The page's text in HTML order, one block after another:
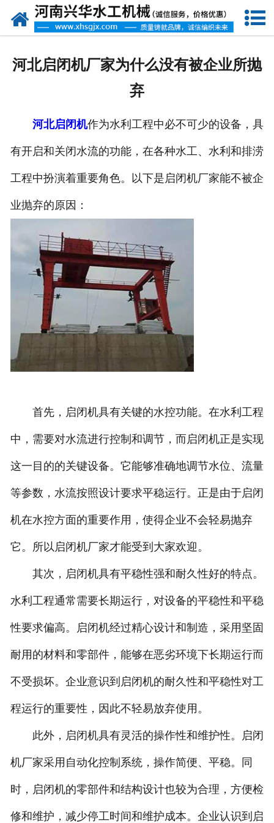
网站首页
资质荣誉
河北启闭机厂家为什么没有被企业所抛
弃
河北启闭机作为水利工程中必不可少的设备，具
有开启和关闭水流的功能，在各种水工、水利和排涝
工程中扮演着重要角色。以下是启闭机厂家能不被企
业抛弃的原因：
首先，启闭机具有关键的水控功能。在水利工程
中，需要对水流进行控制和调节，而启闭机正是实现
这一目的的关键设备。它能够准确地调节水位、流量
等参数，水流按照设计要求平稳运行。正是由于启闭
机在水控方面的重要作用，使得企业不会轻易抛弃
它。所以启闭机厂家才能受到大家欢迎。
其次，启闭机具有平稳性强和耐久性好的特点。
水利工程通常需要长期运行，对设备的平稳性和平稳
性要求偏高。启闭机经过精心设计和制造，采用坚固
耐用的材料和零部件，能够在恶劣环境下长期运行而
不受损坏。企业意识到启闭机的耐久性和平稳性对工
程运行的重要性，因此不轻易放弃使用。
此外，启闭机具有灵活的操作性和维护性。启闭
机厂家采用自动化控制系统，操作简便、平稳。同
时，启闭机的零部件和结构设计也较为合理，方便检
修和维护，减少停工时间和维护成本。企业认识到启